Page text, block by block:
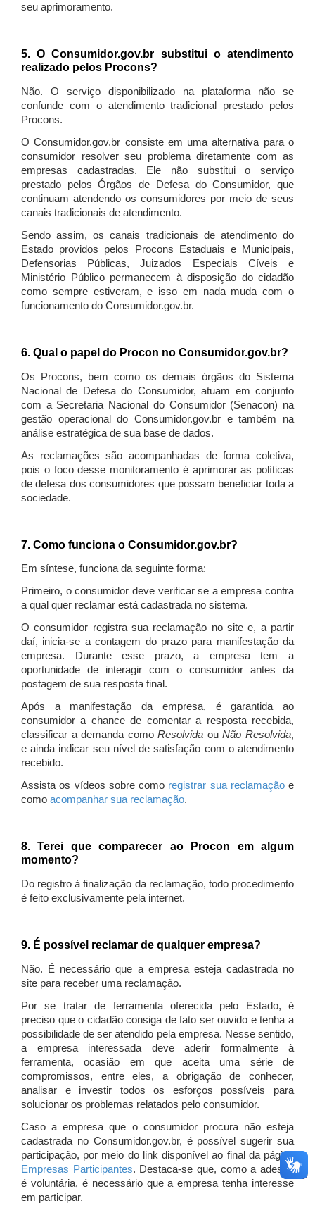
seu aprimoramento.
5. O Consumidor.gov.br substitui o atendimento
realizado pelos Procons?
Não. O serviço disponibilizado na plataforma não se
confunde com o atendimento tradicional prestado pelos
Procons.
O Consumidor.gov.br consiste em uma alternativa para o
consumidor resolver seu problema diretamente com as
empresas cadastradas. Ele não substitui o serviço
prestado pelos Órgãos de Defesa do Consumidor, que
continuam atendendo os consumidores por meio de seus
canais tradicionais de atendimento.
Sendo assim, os canais tradicionais de atendimento do
Estado providos pelos Procons Estaduais e Municipais,
Defensorias Públicas, Juizados Especiais Cíveis e
Ministério Público permanecem à disposição do cidadão
como sempre estiveram, e isso em nada muda com o
funcionamento do Consumidor.gov.br.
6. Qual o papel do Procon no Consumidor.gov.br?
Os Procons, bem como os demais órgãos do Sistema
Nacional de Defesa do Consumidor, atuam em conjunto
com a Secretaria Nacional do Consumidor (Senacon) na
gestão operacional do Consumidor.gov.br e também na
análise estratégica de sua base de dados.
As reclamações são acompanhadas de forma coletiva,
pois o foco desse monitoramento é aprimorar as políticas
de defesa dos consumidores que possam beneficiar toda a
sociedade.
7. Como funciona o Consumidor.gov.br?
Em síntese, funciona da seguinte forma:
Primeiro, o consumidor deve verificar se a empresa contra
a qual quer reclamar está cadastrada no sistema.
O consumidor registra sua reclamação no site e, a partir
daí, inicia-se a contagem do prazo para manifestação da
empresa. Durante esse prazo, a empresa tem a
oportunidade de interagir com o consumidor antes da
postagem de sua resposta final.
Após a manifestação da empresa, é garantida ao
consumidor a chance de comentar a resposta recebida,
classificar a demanda comoResolvida ouNão Resolvida,
e ainda indicar seu nível de satisfação com o atendimento
recebido.
Assista os vídeos sobre como registrar sua reclamaçãoe
como acompanhar sua reclamação.
8. Terei que comparecer ao Procon em algum
momento?
Do registro à finalização da reclamação, todo procedimento
é feito exclusivamente pela internet.
9. É possível reclamar de qualquer empresa?
Não. É necessário que a empresa esteja cadastrada no
site para receber uma reclamação.
Por se tratar de ferramenta oferecida pelo Estado, é
preciso que o cidadão consiga de fato ser ouvido e tenha a
possibilidade de ser atendido pela empresa. Nesse sentido,
a empresa interessada deve aderir formalmente à
ferramenta, ocasião em que aceita uma série de
compromissos, entre eles, a obrigação de conhecer,
analisar e investir todos os esforços possíveis para
solucionar os problemas relatados pelo consumidor.
Caso a empresa que o consumidor procura não esteja
cadastrada no Consumidor.gov.br, é possível sugerir sua
participação, por meio do link disponível ao final da página
Empresas Participantes. Destaca-se que, como a adesão
é voluntária, é necessário que a empresa tenha interesse
em participar.